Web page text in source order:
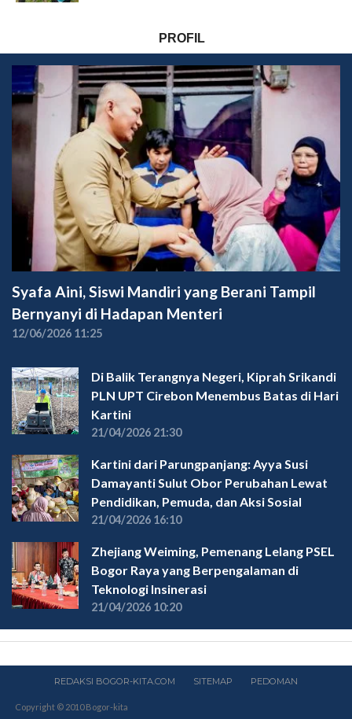
PROFIL
Syafa Aini, Siswi Mandiri yang Berani Tampil
Bernyanyi di Hadapan Menteri
12/06/2026 11:25
Di Balik Terangnya Negeri, Kiprah Srikandi
PLN UPT Cirebon Menembus Batas di Hari
Kartini
21/04/2026 21:30
Kartini dari Parungpanjang: Ayya Susi
Damayanti Sulut Obor Perubahan Lewat
Pendidikan, Pemuda, dan Aksi Sosial
21/04/2026 16:10
Zhejiang Weiming, Pemenang Lelang PSEL
Bogor Raya yang Berpengalaman di
Teknologi Insinerasi
21/04/2026 10:20
REDAKSI BOGOR-KITA.COM SITEMAP PEDOMAN
Copyright © 2010 Bogor-kita